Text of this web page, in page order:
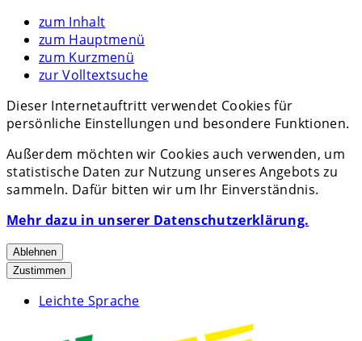
zum Inhalt
zum Hauptmenü
zum Kurzmenü
zur Volltextsuche
Dieser Internetauftritt verwendet Cookies für
persönliche Einstellungen und besondere Funktionen.
Außerdem möchten wir Cookies auch verwenden, um
statistische Daten zur Nutzung unseres Angebots zu
sammeln. Dafür bitten wir um Ihr Einverständnis.
Mehr dazu in unserer Datenschutzerklärung.
Ablehnen
Zustimmen
Leichte Sprache